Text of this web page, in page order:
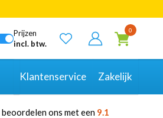
Prijzen
incl. btw.
0
Klantenservice Zakelijk
beoordelen ons met een 9.1